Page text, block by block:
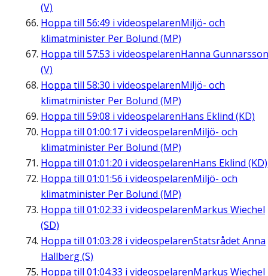
(V)
Hoppa till 56:49 i videospelarenMiljö- och
klimatminister Per Bolund (MP)
Hoppa till 57:53 i videospelarenHanna Gunnarsson
(V)
Hoppa till 58:30 i videospelarenMiljö- och
klimatminister Per Bolund (MP)
Hoppa till 59:08 i videospelarenHans Eklind (KD)
Hoppa till 01:00:17 i videospelarenMiljö- och
klimatminister Per Bolund (MP)
Hoppa till 01:01:20 i videospelarenHans Eklind (KD)
Hoppa till 01:01:56 i videospelarenMiljö- och
klimatminister Per Bolund (MP)
Hoppa till 01:02:33 i videospelarenMarkus Wiechel
(SD)
Hoppa till 01:03:28 i videospelarenStatsrådet Anna
Hallberg (S)
Hoppa till 01:04:33 i videospelarenMarkus Wiechel